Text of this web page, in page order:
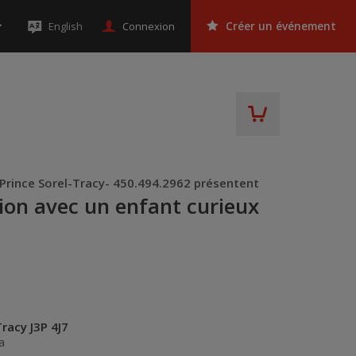
English Connexion Créer un événement
Sorel-Tracy- 450.494.2962 présentent
avec un enfant curieux
J3P 4J7